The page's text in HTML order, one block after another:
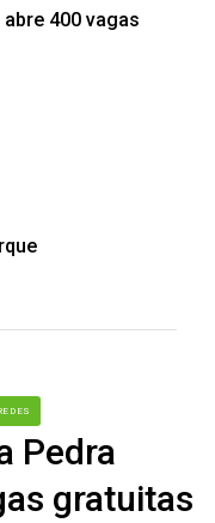
abre 400 vagas
Pedra
gratuitas